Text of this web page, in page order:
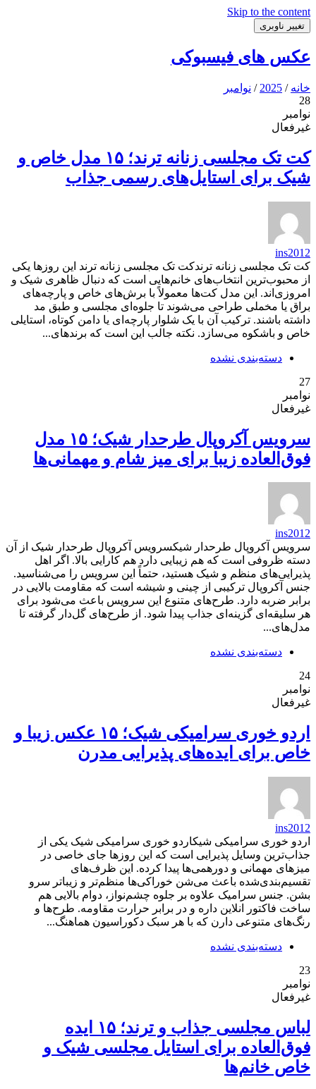
Skip to the content
تغییر ناوبری
عکس های فیسبوکی
خانه /
2025
/ نوامبر
28
نوامبر
غیرفعال
کت تک مجلسی زنانه ترند؛ ۱۵ مدل خاص و
شیک برای استایل‌های رسمی جذاب
ins2012
کت تک مجلسی زنانه ترندکت تک مجلسی زنانه ترند این روزها یکی
از محبوب‌ترین انتخاب‌های خانم‌هایی است که دنبال ظاهری شیک و
امروزی‌اند. این مدل کت‌ها معمولاً با برش‌های خاص و پارچه‌های
براق یا مخملی طراحی می‌شوند تا جلوه‌ای مجلسی و طبق مد
داشته باشند. ترکیب آن با یک شلوار پارچه‌ای یا دامن کوتاه، استایلی
خاص و باشکوه می‌سازد. نکته جالب این است که برندهای...
دسته‌بندی نشده
27
نوامبر
غیرفعال
سرویس آکروپال طرحدار شیک؛ ۱۵ مدل
فوق‌العاده زیبا برای میز شام و مهمانی‌ها
ins2012
سرویس آکروپال طرحدار شیکسرویس آکروپال طرحدار شیک از آن
دسته ظروفی است که هم زیبایی دارد هم کارایی بالا. اگر اهل
پذیرایی‌های منظم و شیک هستید، حتماً این سرویس را می‌شناسید.
جنس آکروپال ترکیبی از چینی و شیشه است که مقاومت بالایی در
برابر ضربه دارد. طرح‌های متنوع این سرویس باعث می‌شود برای
هر سلیقه‌ای گزینه‌ای جذاب پیدا شود. از طرح‌های گل‌دار گرفته تا
مدل‌های...
دسته‌بندی نشده
24
نوامبر
غیرفعال
اردو خوری سرامیکی شیک؛ ۱۵ عکس زیبا و
خاص برای ایده‌های پذیرایی مدرن
ins2012
اردو خوری سرامیکی شیکاردو خوری سرامیکی شیک یکی از
جذاب‌ترین وسایل پذیرایی است که این روزها جای خاصی در
میزهای مهمانی و دورهمی‌ها پیدا کرده. این ظرف‌های
تقسیم‌بندی‌شده باعث می‌شن خوراکی‌ها منظم‌تر و زیباتر سرو
بشن. جنس سرامیک علاوه بر جلوه چشم‌نواز، دوام بالایی هم
ساخت فاکتور انلاین داره و در برابر حرارت مقاومه. طرح‌ها و
رنگ‌های متنوعی دارن که با هر سبک دکوراسیون هماهنگ...
دسته‌بندی نشده
23
نوامبر
غیرفعال
لباس مجلسی جذاب و ترند؛ ۱۵ ایده
فوق‌العاده برای استایل مجلسی شیک و
خاص خانم‌ها